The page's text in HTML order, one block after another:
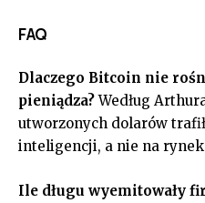
FAQ
Dlaczego Bitcoin nie
pieniądza?Według
utworzonych dolarów
inteligencji, a nie na
Ile długu wyemitowały